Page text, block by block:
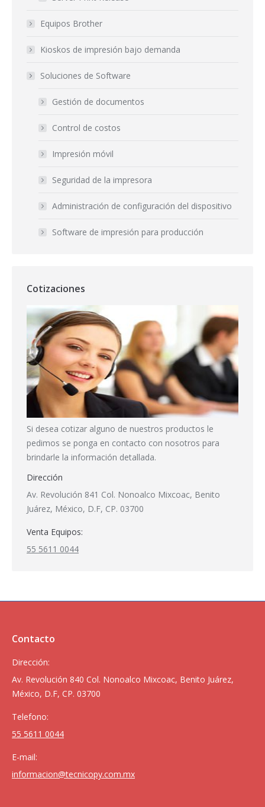
Equipos Brother
Kioskos de impresión bajo demanda
Soluciones de Software
Gestión de documentos
Control de costos
Impresión móvil
Seguridad de la impresora
Administración de configuración del dispositivo
Software de impresión para producción
Cotizaciones
Si desea cotizar alguno de nuestros productos le
pedimos se ponga en contacto con nosotros para
brindarle la información detallada.
Dirección
Av. Revolución 841 Col. Nonoalco Mixcoac, Benito
Juárez, México, D.F, CP. 03700
Venta Equipos:
55 5611 0044
Contacto
Dirección:
Av. Revolución 840 Col. Nonoalco Mixcoac, Benito Juárez,
México, D.F, CP. 03700
Telefono:
55 5611 0044
E-mail:
informacion@tecnicopy.com.mx